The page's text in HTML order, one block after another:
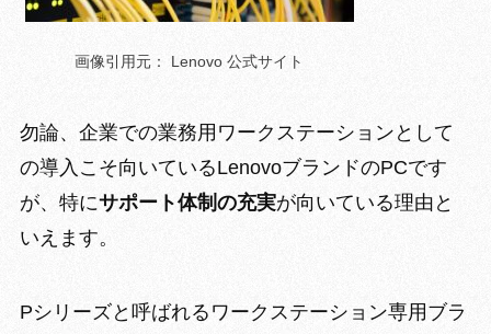
画像引用元： Lenovo 公式サイト
勿論、企業での業務用ワークステーションとして
の導入こそ向いているLenovoブランドのPCです
が、特にサポート体制の充実が向いている理由と
いえます。
Pシリーズと呼ばれるワークステーション専用ブラ